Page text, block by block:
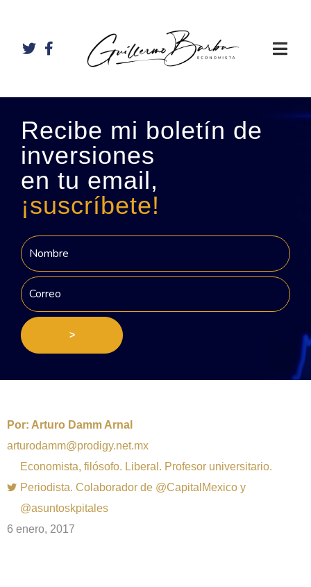
Recibe mi boletín de
inversiones
en tu email,
¡suscríbete!
>
Por: Arturo Damm Arnal
arturodamm@prodigy.net.mx
Economista, filósofo. Liberal. Profesor universitario.
Periodista. Colaborador de @CapitalMexico y
@asuntoskpitales
6 enero, 2017